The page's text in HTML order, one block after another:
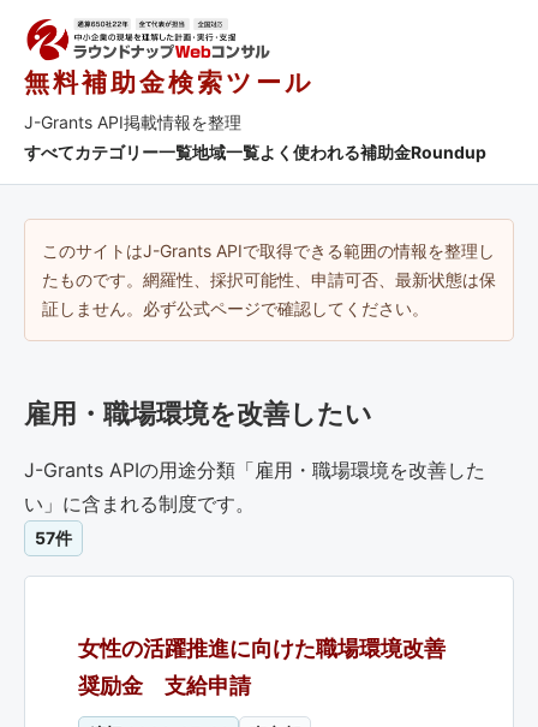
無料補助金検索ツール
J-Grants API掲載情報を整理
すべてカテゴリー一覧地域一覧よく使われる補助金Roundup
このサイトはJ-Grants APIで取得できる範囲の情報を整理し
たものです。網羅性、採択可能性、申請可否、最新状態は保
証しません。必ず公式ページで確認してください。
雇用・職場環境を改善したい
J-Grants APIの用途分類「雇用・職場環境を改善した
い」に含まれる制度です。
57件
女性の活躍推進に向けた職場環境改善
奨励金 支給申請